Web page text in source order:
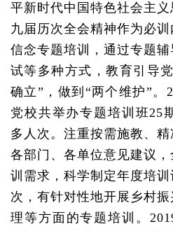
平新时代中国特色社会主
九届历次全会精神作为必
信念专题培训，通过专题
试等多种方式，教育引导
确立”，做到“两个维护”。
党校共举办专题培训班25
多人次。注重按需施教、
各部门、各单位意见建议
训需求，科学制定年度培
次，有针对性地开展乡村
理等方面的专题培训。